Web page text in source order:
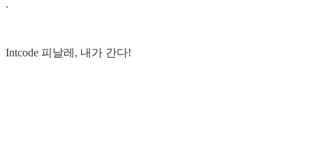
.
Intcode 피날레, 내가 간다!